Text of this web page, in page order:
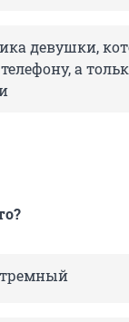
девушки,
а